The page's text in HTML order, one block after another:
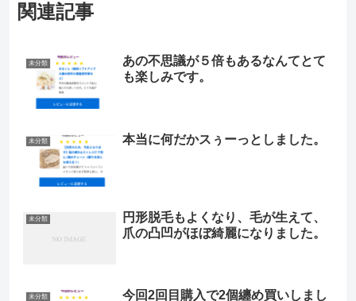
関連記事
未分類
あの不思議が５倍もあるなんてとて
も楽しみです。
未分類 本当に何だかスぅーっとしました。
未分類
円形脱毛もよくなり、毛が生えて、
爪の凸凹がほぼ綺麗になりました。
未分類
今回2回目購入で2個纏め買いしまし